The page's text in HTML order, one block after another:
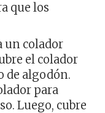
que los
un colador
el colador
de algodón.
para
Luego, cubre